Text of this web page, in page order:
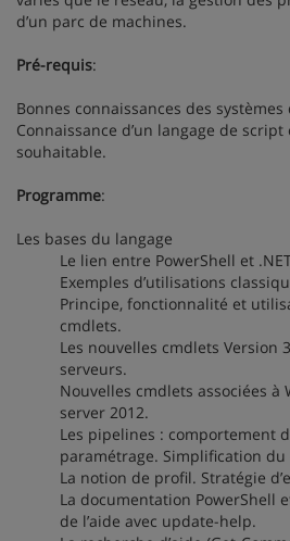
d’un parc de machines.
Pré-requis:
Bonnes connaissances des
Connaissance d’un langage de
souhaitable.
Programme:
Les bases du langage
Le lien entre PowerShell et
Exemples d’utilisations
Principe, fonctionnalité et
cmdlets.
Les nouvelles cmdlets Version
serveurs.
Nouvelles cmdlets associées à
server 2012.
Les pipelines : comportement
paramétrage. Simplification du
La notion de profil. Stratégie
La documentation PowerShell
de l’aide avec update-help.